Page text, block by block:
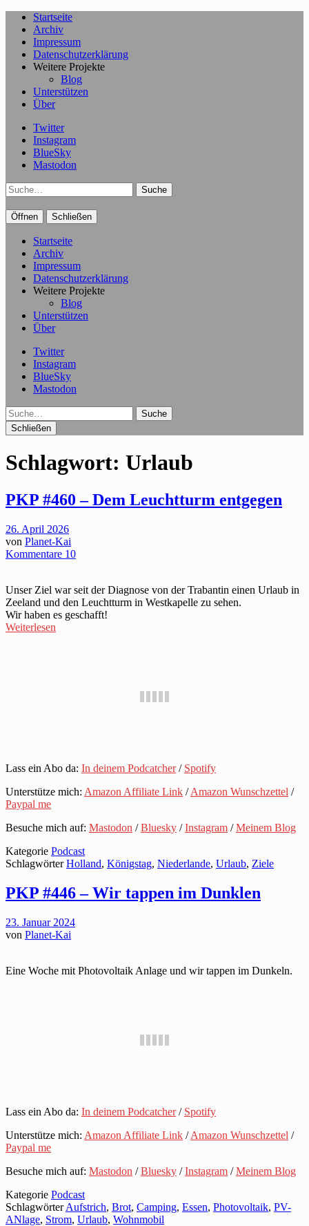
Startseite
Archiv
Impressum
Datenschutzerklärung
Weitere Projekte
Blog
Unterstützen
Über
Twitter
Instagram
BlueSky
Mastodon
Suche
Öffnen Schließen
Startseite
Archiv
Impressum
Datenschutzerklärung
Weitere Projekte
Blog
Unterstützen
Über
Twitter
Instagram
BlueSky
Mastodon
Suche
Schließen
Schlagwort: Urlaub
PKP #460 – Dem Leuchtturm entgegen
26. April 2026
von Planet-Kai
Kommentare 10
Unser Ziel war seit der Diagnose von der Trabantin einen Urlaub in
Zeeland und den Leuchtturm in Westkapelle zu sehen.
Wir haben es geschafft!
Weiterlesen
Lass ein Abo da: In deinem Podcatcher/ Spotify
Unterstütze mich: Amazon Affiliate Link /Amazon Wunschzettel /
Paypal me
Besuche mich auf: Mastodon /Bluesky /Instagram /Meinem Blog
Kategorie Podcast
SchlagwörterHolland, Königstag, Niederlande, Urlaub, Ziele
PKP #446 – Wir tappen im Dunklen
23. Januar 2024
von Planet-Kai
Eine Woche mit Photovoltaik Anlage und wir tappen im Dunkeln.
Lass ein Abo da: In deinem Podcatcher/ Spotify
Unterstütze mich: Amazon Affiliate Link /Amazon Wunschzettel /
Paypal me
Besuche mich auf: Mastodon /Bluesky /Instagram /Meinem Blog
Kategorie Podcast
SchlagwörterAufstrich, Brot, Camping, Essen, Photovoltaik, PV-
ANlage, Strom, Urlaub, Wohnmobil